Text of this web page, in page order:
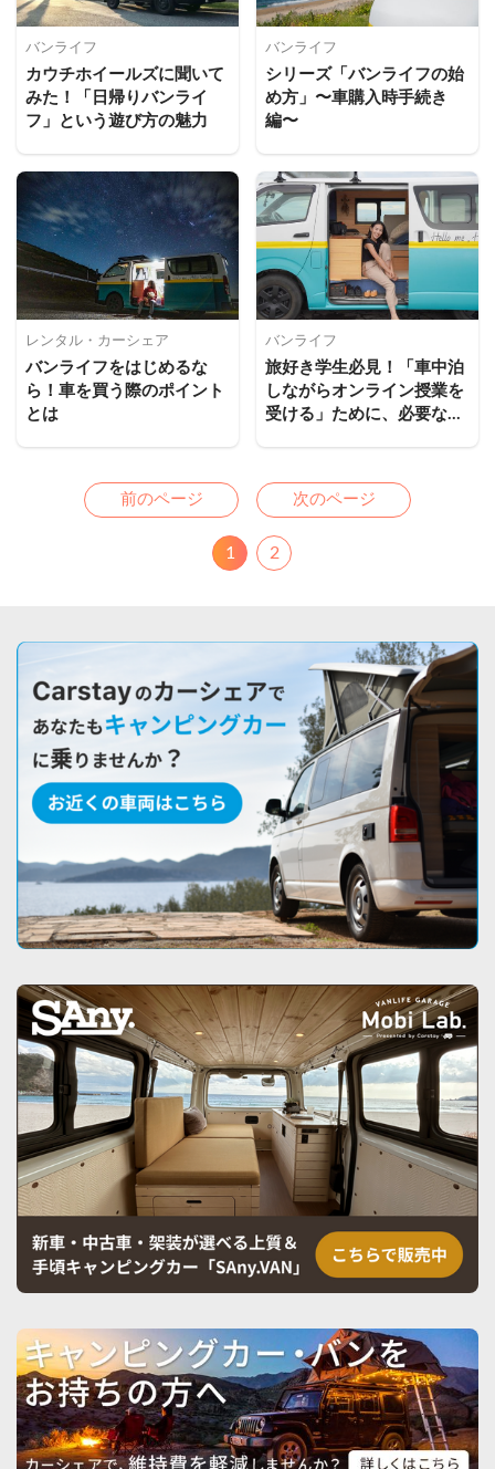
バンライフ
カウチホイールズに聞いて
みた！「日帰りバンライ
フ」という遊び方の魅力
バンライフ
シリーズ「バンライフの始
め方」〜車購入時手続き
編〜
レンタル・カーシェア
バンライフをはじめるな
ら！車を買う際のポイント
とは
バンライフ
旅好き学生必見！「車中泊
しながらオンライン授業を
受ける」ために、必要な準
前のページ Previous次のページ Next
1 2